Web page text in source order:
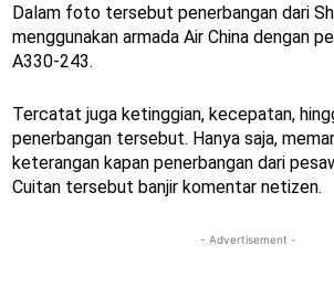
Dalam foto tersebut penerbangan dari
menggunakan armada Air China dengan
A330-243.
Tercatat juga ketinggian, kecepatan,
penerbangan tersebut. Hanya saja,
keterangan kapan penerbangan dari
Cuitan tersebut banjir komentar netizen.
- Advertisement -